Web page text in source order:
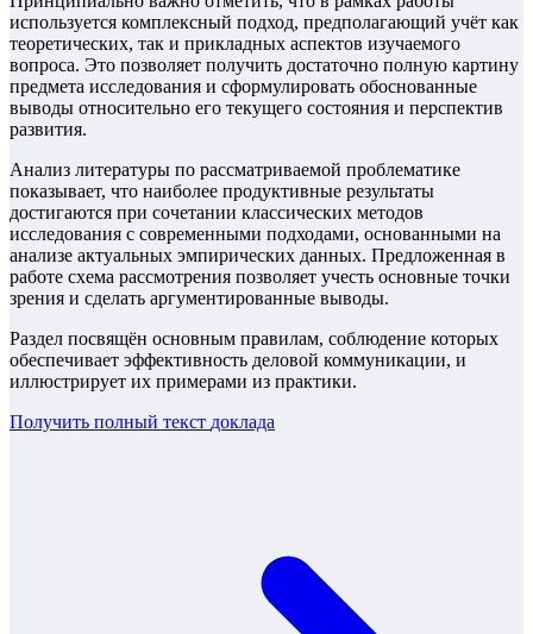
используется комплексный подход, предполагающий учёт как
теоретических, так и прикладных аспектов изучаемого
вопроса. Это позволяет получить достаточно полную картину
предмета исследования и сформулировать обоснованные
выводы относительно его текущего состояния и перспектив
развития.
Анализ литературы по рассматриваемой проблематике
показывает, что наиболее продуктивные результаты
достигаются при сочетании классических методов
исследования с современными подходами, основанными на
анализе актуальных эмпирических данных. Предложенная в
работе схема рассмотрения позволяет учесть основные точки
зрения и сделать аргументированные выводы.
Раздел посвящён основным правилам, соблюдение которых
обеспечивает эффективность деловой коммуникации, и
иллюстрирует их примерами из практики.
Получить полный текст доклада